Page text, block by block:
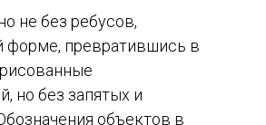
не без ребусов,
форме, превратившись в
но без запятых и
объектов в